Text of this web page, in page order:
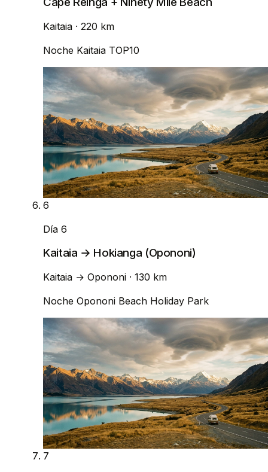
Kaitaia · 220 km
Noche Kaitaia TOP10
6
Día 6
Kaitaia → Hokianga (Opononi)
Kaitaia → Opononi · 130 km
Noche Opononi Beach Holiday Park
7